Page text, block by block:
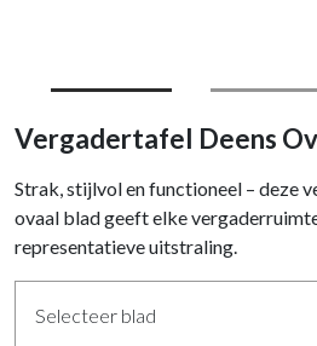
Vergadertafel Deens
Strak, stijlvol en functioneel – deze
ovaal blad geeft elke
representatieve uitstraling.